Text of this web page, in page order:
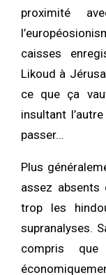
proximité
caisses
Likoud à
ce que ça
insultant
passer…
Plus
assez
trop les
supranalyses.
compris